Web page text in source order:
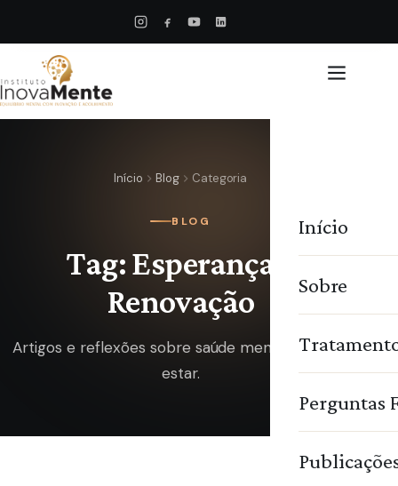
Início
Sobre
Perguntas
Início Blog Categoria
BLOG
Tag: Esperança e
Renovação
Artigos e reflexões sobre saúde mental e bem-
estar.